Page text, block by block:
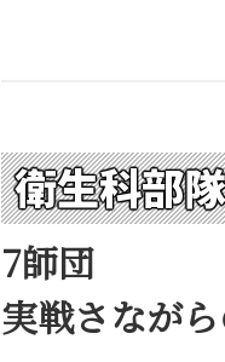
衛生科部
7師団
実戦さなが